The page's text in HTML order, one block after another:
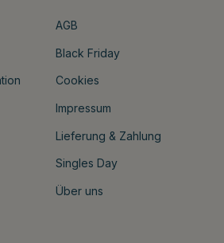
AGB
Black Friday
Cookies
Impressum
Lieferung & Zahlung
Singles Day
Über uns